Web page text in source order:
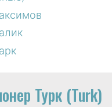
Турк (Turk)